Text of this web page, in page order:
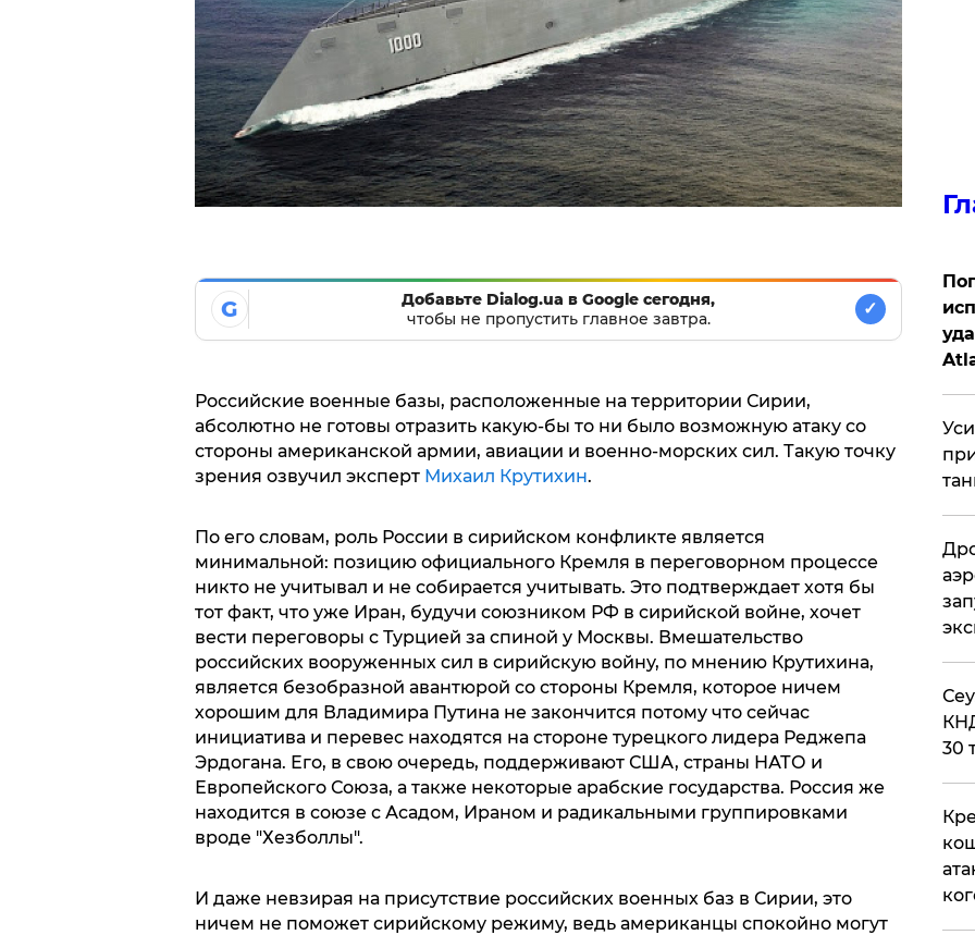
G
Добавьте Dialog.ua в Google сегодня,
чтобы не пропустить главное завтра.
✓
Российские военные базы, расположенные на территории Сирии,
абсолютно не готовы отразить какую-бы то ни было возможную атаку со
стороны американской армии, авиации и военно-морских сил. Такую точку
зрения озвучил экспертМихаил Крутихин.
По его словам, роль России в сирийском конфликте является
минимальной: позицию официального Кремля в переговорном процессе
никто не учитывал и не собирается учитывать. Это подтверждает хотя бы
тот факт, что уже Иран, будучи союзником РФ в сирийской войне, хочет
вести переговоры с Турцией за спиной у Москвы. Вмешательство
российских вооруженных сил в сирийскую войну, по мнению Крутихина,
является безобразной авантюрой со стороны Кремля, которое ничем
хорошим для Владимира Путина не закончится потому что сейчас
инициатива и перевес находятся на стороне турецкого лидера Реджепа
Эрдогана. Его, в свою очередь, поддерживают США, страны НАТО и
Европейского Союза, а также некоторые арабские государства. Россия же
находится в союзе с Асадом, Ираном и радикальными группировками
вроде "Хезболлы".
И даже невзирая на присутствие российских военных баз в Сирии, это
ничем не поможет сирийскому режиму, ведь американцы спокойно могут
30